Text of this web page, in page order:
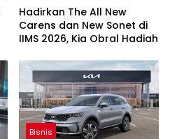
Hadirkan The All New
Carens dan New Sonet di
IIMS 2026, Kia Obral Hadiah
Bisnis